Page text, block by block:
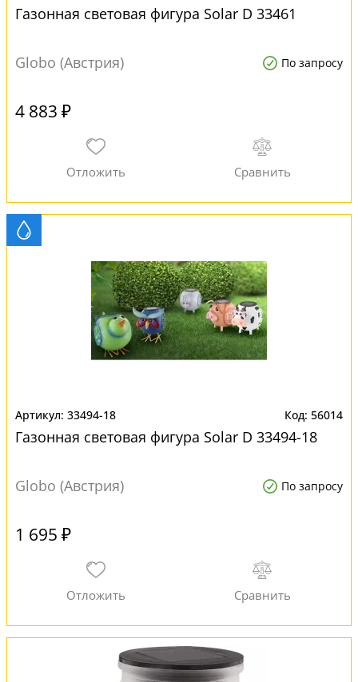
Газонная световая фигура Solar D 33461
Globo (Австрия) По запросу
4 883 ₽
33494-18 56014
Газонная световая фигура Solar D 33494-18
Globo (Австрия) По запросу
1 695 ₽